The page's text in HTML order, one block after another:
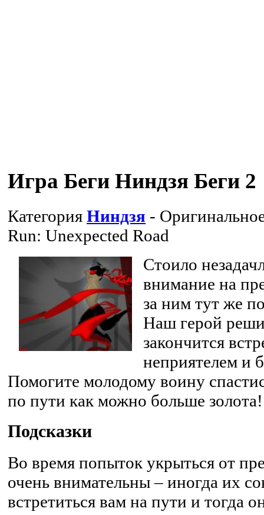
Игра Беги Ниндзя Беги 2
Категория Ниндзя -
Run: Unexpected Road
Стоило
внимание на
за ним тут же
Наш герой
закончится
неприятелем и
Помогите молодому воину
по пути как можно больше золота!
Подсказки
Во время попыток укрыться от
очень внимательны – иногда их
встретиться вам на пути и тогда